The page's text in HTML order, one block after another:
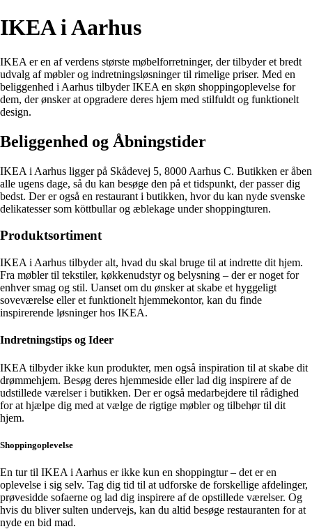
IKEA i Aarhus
IKEA er en af verdens største møbelforretninger, der tilbyder et bredt
udvalg af møbler og indretningsløsninger til rimelige priser. Med en
beliggenhed i Aarhus tilbyder IKEA en skøn shoppingoplevelse for
dem, der ønsker at opgradere deres hjem med stilfuldt og funktionelt
design.
Beliggenhed og Åbningstider
IKEA i Aarhus ligger på Skådevej 5, 8000 Aarhus C. Butikken er åben
alle ugens dage, så du kan besøge den på et tidspunkt, der passer dig
bedst. Der er også en restaurant i butikken, hvor du kan nyde svenske
delikatesser som köttbullar og æblekage under shoppingturen.
Produktsortiment
IKEA i Aarhus tilbyder alt, hvad du skal bruge til at indrette dit hjem.
Fra møbler til tekstiler, køkkenudstyr og belysning – der er noget for
enhver smag og stil. Uanset om du ønsker at skabe et hyggeligt
soveværelse eller et funktionelt hjemmekontor, kan du finde
inspirerende løsninger hos IKEA.
Indretningstips og Ideer
IKEA tilbyder ikke kun produkter, men også inspiration til at skabe dit
drømmehjem. Besøg deres hjemmeside eller lad dig inspirere af de
udstillede værelser i butikken. Der er også medarbejdere til rådighed
for at hjælpe dig med at vælge de rigtige møbler og tilbehør til dit
hjem.
Shoppingoplevelse
En tur til IKEA i Aarhus er ikke kun en shoppingtur – det er en
oplevelse i sig selv. Tag dig tid til at udforske de forskellige afdelinger,
prøvesidde sofaerne og lad dig inspirere af de opstillede værelser. Og
hvis du bliver sulten undervejs, kan du altid besøge restauranten for at
nyde en bid mad.